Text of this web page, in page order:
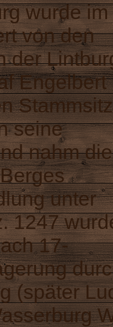
wurde im
von den
der
Engelbert
Stammsitz
seine
nahm die
unter
1247
17-
(später